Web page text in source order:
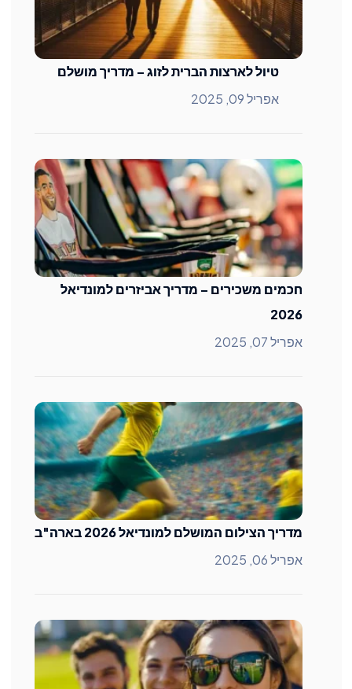
טיול לארצות הברית לזוג – מדריך מושלם
אפריל 09, 2025
חכמים משכירים – מדריך אביזרים למונדיאל
2026
אפריל 07, 2025
מדריך הצילום המושלם למונדיאל 2026 בארה"ב
אפריל 06, 2025